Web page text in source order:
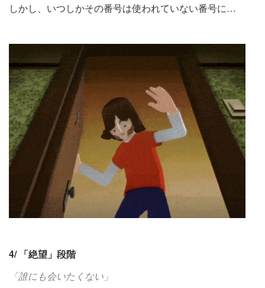
しかし、いつしかその番号は使われていない番号に…
4/ 「絶望」段階
「誰にも会いたくない」